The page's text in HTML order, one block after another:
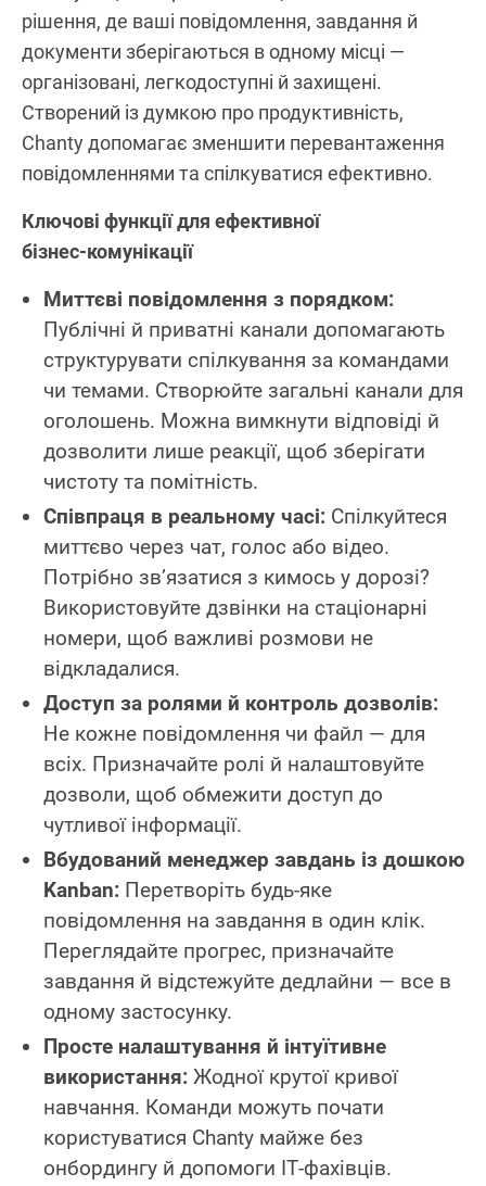
рішення, де ваші повідомлення, завдання й
документи зберігаються в одному місці —
організовані, легкодоступні й захищені.
Створений із думкою про продуктивність,
Chanty допомагає зменшити перевантаження
повідомленнями та спілкуватися ефективно.
Ключові функції для ефективної
бізнес‑комунікації
Миттєві повідомлення з порядком:
Публічні й приватні канали допомагають
структурувати спілкування за командами
чи темами. Створюйте загальні канали для
оголошень. Можна вимкнути відповіді й
дозволити лише реакції, щоб зберігати
чистоту та помітність.
Співпраця в реальному часі: Спілкуйтеся
миттєво через чат, голос або відео.
Потрібно зв’язатися з кимось у дорозі?
Використовуйте дзвінки на стаціонарні
номери, щоб важливі розмови не
відкладалися.
Доступ за ролями й контроль дозволів:
Не кожне повідомлення чи файл — для
всіх. Призначайте ролі й налаштовуйте
дозволи, щоб обмежити доступ до
чутливої інформації.
Вбудований менеджер завдань із дошкою
Kanban: Перетворіть будь-яке
повідомлення на завдання в один клік.
Переглядайте прогрес, призначайте
завдання й відстежуйте дедлайни — все в
одному застосунку.
Просте налаштування й інтуїтивне
використання: Жодної крутої кривої
навчання. Команди можуть почати
користуватися Chanty майже без
онбордингу й допомоги ІТ‑фахівців.